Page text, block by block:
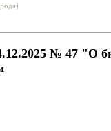
№ 47 "О